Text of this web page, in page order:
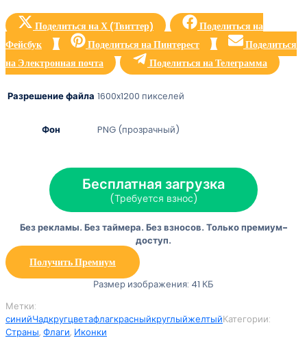
Поделиться на Х (Твиттер)
Поделиться на
Фейсбук
Поделиться на Пинтерест
Поделиться
на Электронная почта
Поделиться на Телеграмма
Разрешение файла 1600x1200 пикселей
Фон PNG (прозрачный)
Бесплатная загрузка
(Требуется взнос)
Без рекламы. Без таймера. Без взносов. Только премиум-
доступ.
Получить Премиум
Размер изображения: 41 КБ
Метки:
синийЧадкругцветафлагкрасныйкруглыйжелтыйКатегории:
Страны, Флаги, Иконки